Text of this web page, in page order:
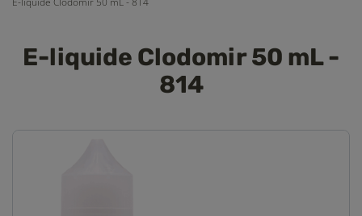
E-liquide Clodomir 50 mL -
814